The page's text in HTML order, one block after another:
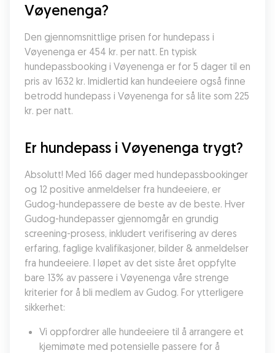
Vøyenenga?
Den gjennomsnittlige prisen for hundepass i
Vøyenenga er 454 kr. per natt. En typisk
hundepassbooking i Vøyenenga er for 5 dager til en
pris av 1632 kr. Imidlertid kan hundeeiere også finne
betrodd hundepass i Vøyenenga for så lite som 225
kr. per natt.
Er hundepass i Vøyenenga trygt?
Absolutt! Med 166 dager med hundepassbookinger
og 12 positive anmeldelser fra hundeeiere, er
Gudog-hundepassere de beste av de beste. Hver
Gudog-hundepasser gjennomgår en grundig
screening-prosess, inkludert verifisering av deres
erfaring, faglige kvalifikasjoner, bilder & anmeldelser
fra hundeeiere. I løpet av det siste året oppfylte
bare 13% av passere i Vøyenenga våre strenge
kriterier for å bli medlem av Gudog. For ytterligere
sikkerhet:
Vi oppfordrer alle hundeeiere til å arrangere et
kjemimøte med potensielle passere for å